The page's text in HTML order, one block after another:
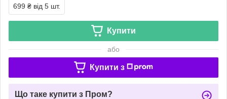
699 ₴ від 5 шт.
Купити
або
Купити з
Що таке купити з Пром?